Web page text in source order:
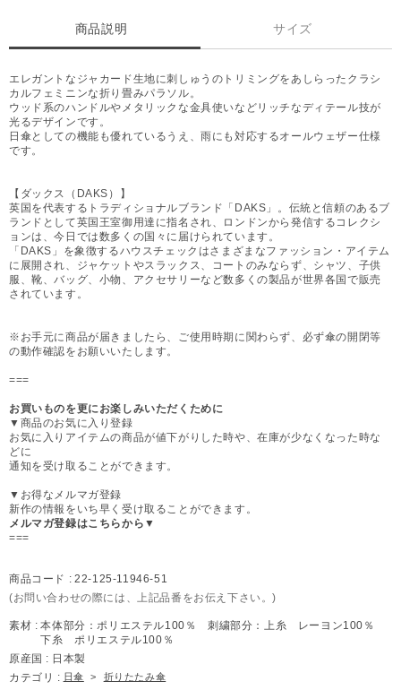
商品説明 サイズ
エレガントなジャカード生地に刺しゅうのトリミングをあしらったクラシ
カルフェミニンな折り畳みパラソル。
ウッド系のハンドルやメタリックな金具使いなどリッチなディテール技が
光るデザインです。
日傘としての機能も優れているうえ、雨にも対応するオールウェザー仕様
です。
【ダックス（DAKS）】
英国を代表するトラディショナルブランド「DAKS」。伝統と信頼のあるブ
ランドとして英国王室御用達に指名され、ロンドンから発信するコレクシ
ョンは、今日では数多くの国々に届けられています。
「DAKS」を象徴するハウスチェックはさまざまなファッション・アイテム
に展開され、ジャケットやスラックス、コートのみならず、シャツ、子供
服、靴、バッグ、小物、アクセサリーなど数多くの製品が世界各国で販売
されています。
※お手元に商品が届きましたら、ご使用時期に関わらず、必ず傘の開閉等
の動作確認をお願いいたします。
===
お買いものを更にお楽しみいただくために
▼商品のお気に入り登録
お気に入りアイテムの商品が値下がりした時や、在庫が少なくなった時な
どに
通知を受け取ることができます。
▼お得なメルマガ登録
新作の情報をいち早く受け取ることができます。
メルマガ登録はこちらから▼
===
商品コード : 22-125-11946-51
(お問い合わせの際には、上記品番をお伝え下さい。)
素材 : 本体部分：ポリエステル100％ 刺繍部分：上糸 レーヨン100％
下糸 ポリエステル100％
原産国 : 日本製
カテゴリ : 日傘 > 折りたたみ傘